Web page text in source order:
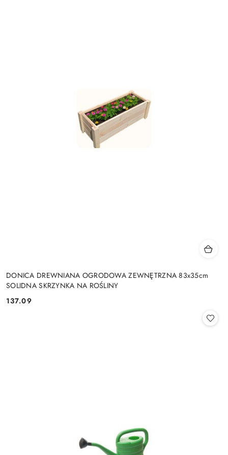
DONICA DREWNIANA OGRODOWA ZEWNĘTRZNA 83x35cm
SOLIDNA SKRZYNKA NA ROŚLINY
Cena:
137.09